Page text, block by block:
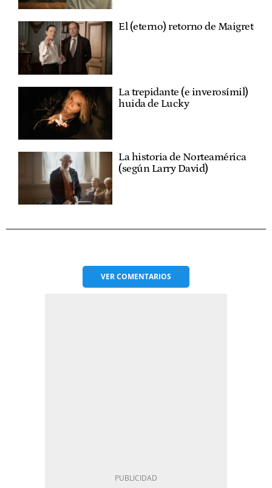
El (eterno) retorno de Maigret
La trepidante (e inverosímil)
huida de Lucky
La historia de Norteamérica
(según Larry David)
VERCOMENTARIOS